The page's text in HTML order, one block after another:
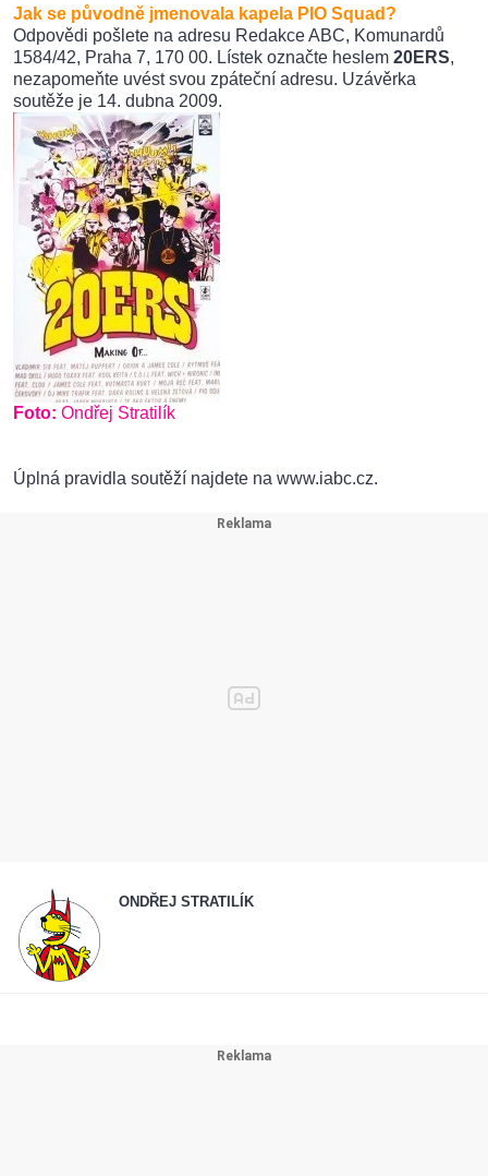
Jak se původně jmenovala kapela PIO Squad?
Odpovědi pošlete na adresu Redakce ABC, Komunardů
1584/42, Praha 7, 170 00. Lístek označte heslem 20ERS,
nezapomeňte uvést svou zpáteční adresu. Uzávěrka
soutěže je 14. dubna 2009.
Foto: Ondřej Stratilík
Úplná pravidla soutěží najdete na www.iabc.cz.
ONDŘEJ STRATILÍK